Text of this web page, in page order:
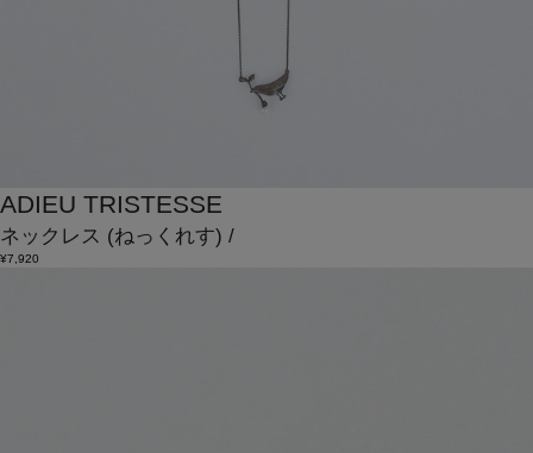
ADIEU TRISTESSE
ネックレス (ねっくれす) /
¥7,920